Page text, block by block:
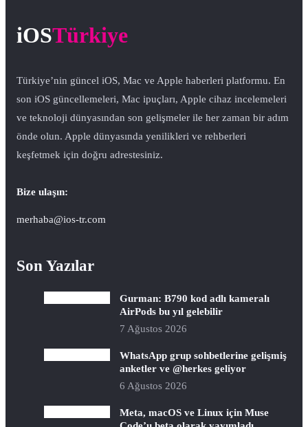
iOSTürkiye
Türkiye’nin güncel iOS, Mac ve Apple haberleri platformu. En
son iOS güncellemeleri, Mac ipuçları, Apple cihaz incelemeleri
ve teknoloji dünyasından son gelişmeler ile her zaman bir adım
önde olun. Apple dünyasında yenilikleri ve rehberleri
keşfetmek için doğru adrestesiniz.
Bize ulaşın:
merhaba@ios-tr.com
Son Yazılar
Gurman: B790 kod adlı kameralı
AirPods bu yıl gelebilir
7 Ağustos 2026
WhatsApp grup sohbetlerine gelişmiş
anketler ve @herkes geliyor
6 Ağustos 2026
Meta, macOS ve Linux için Muse